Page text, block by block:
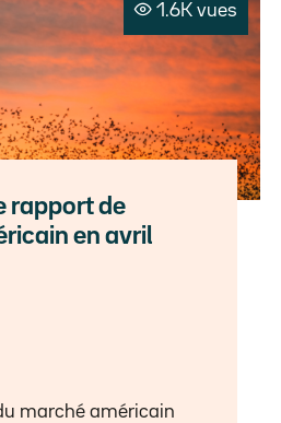
1.6K vues
rapport de
en avril
marché américain